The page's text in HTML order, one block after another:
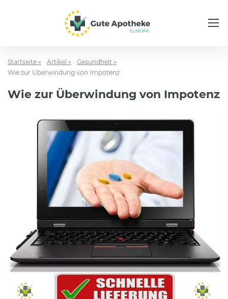
Startseite » Artikel »
Gesundheit »
Wie zur Überwindung von Impotenz
Wie zur Überwindung von Impotenz